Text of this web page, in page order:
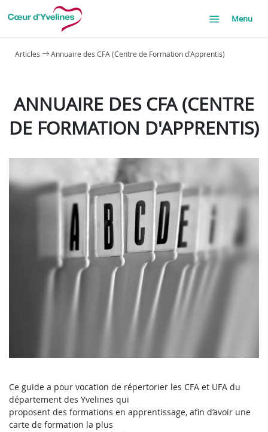
Menu
Articles Annuaire des CFA (Centre de Formation d'Apprentis)
ANNUAIRE DES CFA (CENTRE
DE FORMATION D'APPRENTIS)
Ce guide a pour vocation de répertorier les CFA et UFA du
département des Yvelines qui
proposent des formations en apprentissage, afin d’avoir une
carte de formation la plus